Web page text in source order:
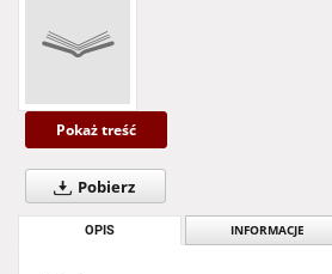
Pokaż treść
Pobierz
OPIS INFORMACJE